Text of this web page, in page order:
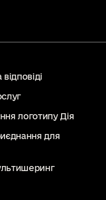
логотипу Дія
для